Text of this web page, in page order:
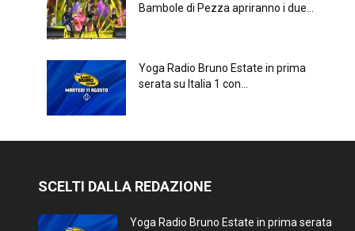
Bambole di Pezza apriranno i due...
Yoga Radio Bruno Estate in prima
serata su Italia 1 con...
SCELTI DALLA REDAZIONE
Yoga Radio Bruno Estate in prima serata